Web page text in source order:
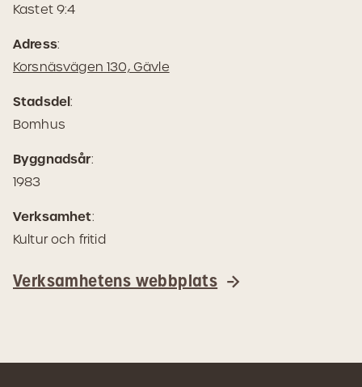
Kastet 9:4
Adress:
Korsnäsvägen 130, Gävle(Öppnas
Stadsdel:
Bomhus
Byggnadsår:
1983
Verksamhet:
Kultur och fritid
Verksamhetens webbplats